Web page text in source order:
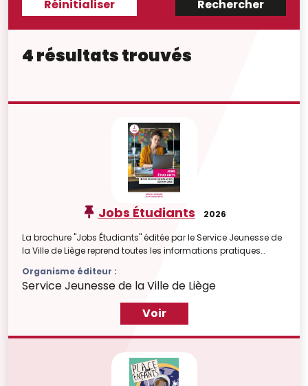
4 résultats trouvés
Jobs Étudiants
2026
La brochure "Jobs Étudiants" éditée par le Service Jeunesse de
la Ville de Liège reprend toutes les informations pratiques
(contrat, législation, allocations familiales, impôts, ...). Tu peux
la consulter et/ou la télécharger en cliquant sur le lien ci-
Organisme éditeur :
Service Jeunesse de la Ville de Liège
Voir